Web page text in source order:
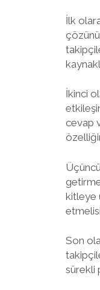
İlk
İkinci
cevap
kitleye
Son
sürekli